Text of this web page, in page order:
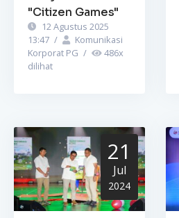
"Citizen Games"
12 Agustus 2025
13:47 /
Komunikasi
Korporat PG / 486x
dilihat
21
Jul
2024